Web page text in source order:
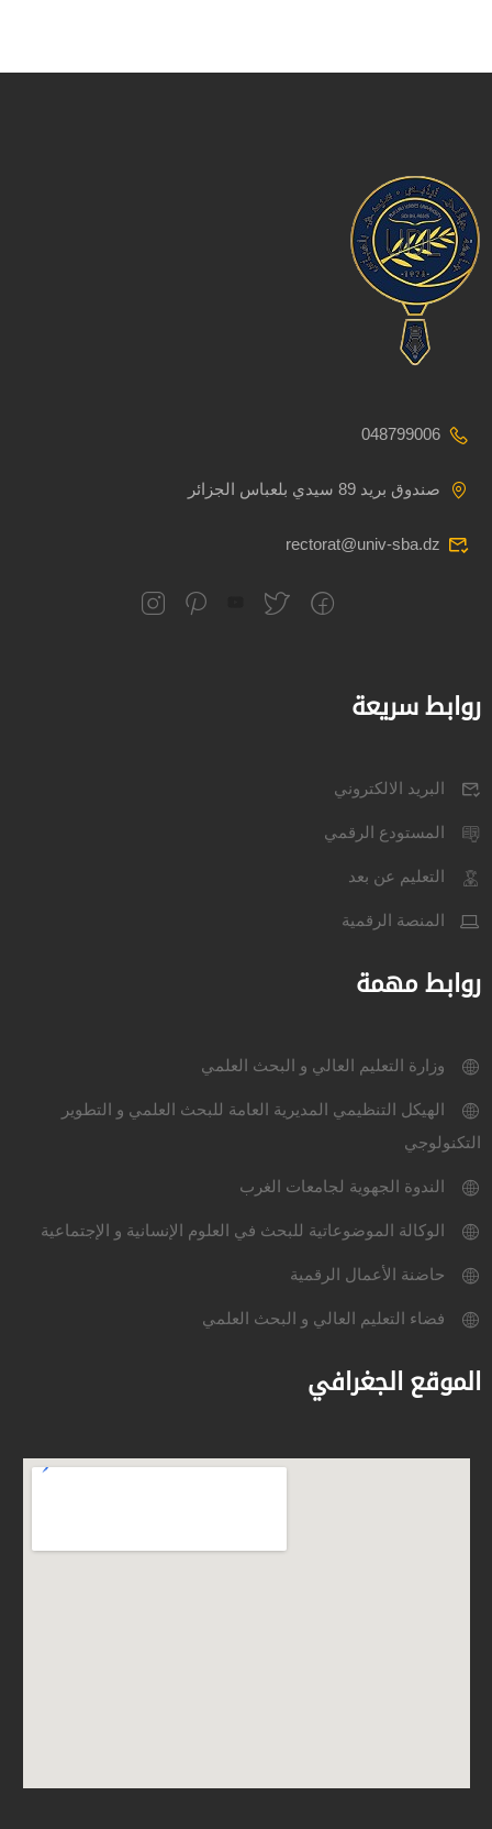
048799006
صندوق بريد 89 سيدي بلعباس الجزائر
rectorat@univ-sba.dz
روابط سريعة
البريد الالكتروني
المستودع الرقمي
التعليم عن بعد
المنصة الرقمية
روابط مهمة
وزارة التعليم العالي و البحث العلمي
الهيكل التنظيمي المديرية العامة للبحث العلمي و التطوير
التكنولوجي
الندوة الجهوية لجامعات الغرب
الوكالة الموضوعاتية للبحث في العلوم الإنسانية و الإجتماعية
حاضنة الأعمال الرقمية
فضاء التعليم العالي و البحث العلمي
الموقع الجغرافي